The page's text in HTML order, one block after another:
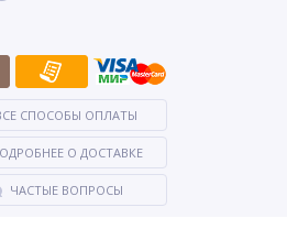
СПОСОБЫ ОПЛАТЫ
О ДОСТАВКЕ
ЧАСТЫЕ ВОПРОСЫ